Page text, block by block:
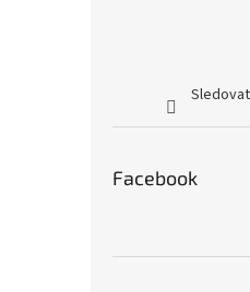
Facebook